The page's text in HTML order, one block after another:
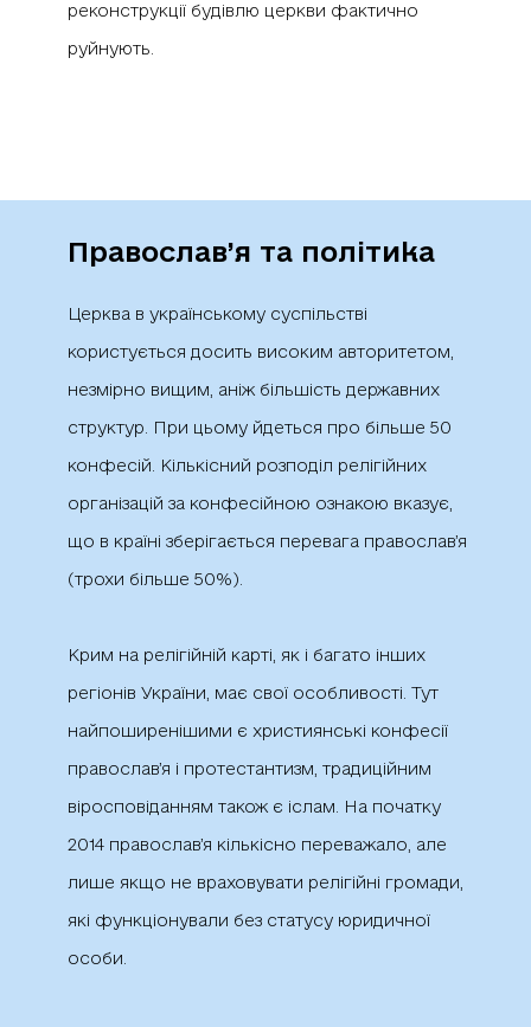
реконструкції будівлю церкви фактично
Православ’я та політика
Церква в українському суспільстві
користується досить високим авторитетом,
незмірно вищим, аніж більшість державних
структур. При цьому йдеться про більше 50
конфесій. Кількісний розподіл релігійних
організацій за конфесійною ознакою вказує,
що в країні зберігається перевага православ’я
(трохи більше 50%).
Крим на релігійній карті, як і багато інших
регіонів України, має свої особливості. Тут
найпоширенішими є християнські конфесії
православ’я і протестантизм, традиційним
віросповіданням також є іслам. На початку
2014 православ’я кількісно переважало, але
лише якщо не враховувати релігійні громади,
які функціонували без статусу юридичної
особи.